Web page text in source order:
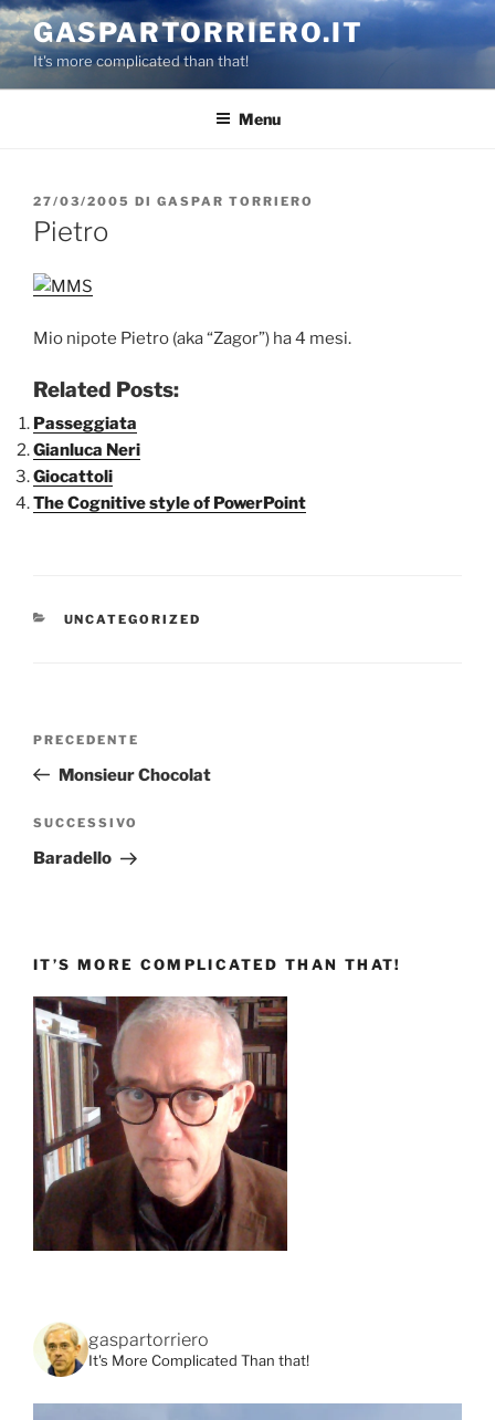
Salta
al
contenuto
GASPARTORRIERO.IT
It's more complicated than that!
Menu
PUBBLICATO
IL
27/03/2005 DI GASPAR TORRIERO
Pietro
Mio nipote Pietro (aka “Zagor”) ha 4 mesi.
Related Posts:
Passeggiata
Gianluca Neri
Giocattoli
The Cognitive style of PowerPoint
CATEGORIE
UNCATEGORIZED
Articolo
precedente:
PRECEDENTE
Monsieur Chocolat
Articolo
successivo
SUCCESSIVO
Baradello
IT’S MORE COMPLICATED THAN THAT!
gaspartorriero
It's More Complicated Than that!